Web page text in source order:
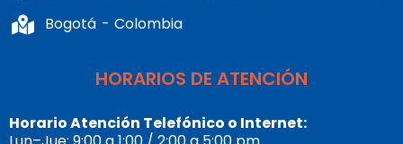
Bogotá - Colombia
HORARIOS DE ATENCIÓN
Horario Atención Telefónico o Internet: